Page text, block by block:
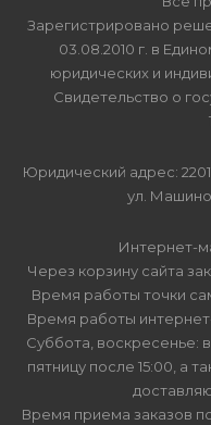
Зарегистрировано
03.08.2010 г. в
юридических и
Свидетельство о
Юридический адрес:
ул.
Интернет-
Через корзину сайта
Время работы точки
Время работы
Суббота, воскресенье:
пятницу после 15:00, а
Время приема заказов